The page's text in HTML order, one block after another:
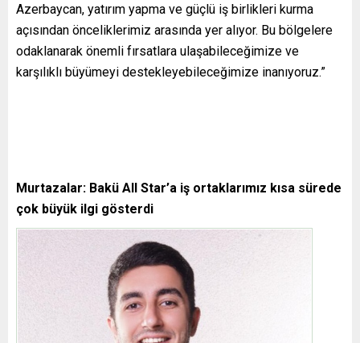
Azerbaycan, yatırım yapma ve güçlü iş birlikleri kurma
açısından önceliklerimiz arasında yer alıyor. Bu bölgelere
odaklanarak önemli fırsatlara ulaşabileceğimize ve
karşılıklı büyümeyi destekleyebileceğimize inanıyoruz.”
Murtazalar: Bakü All Star’a iş ortaklarımız kısa sürede
çok büyük ilgi gösterdi